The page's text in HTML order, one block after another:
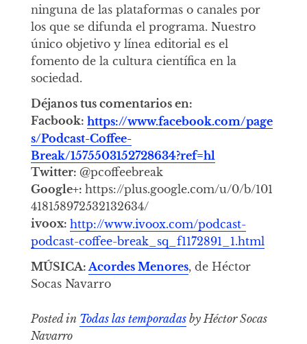
ninguna de las plataformas o canales por
los que se difunda el programa. Nuestro
único objetivo y línea editorial es el
fomento de la cultura científica en la
sociedad.
Déjanos tus comentarios en:
Facbook: https://www.facebook.com/page
s/Podcast-Coffee-
Break/1575503152728634?ref=hl
Twitter: @pcoffeebreak
Google+: https://plus.google.com/u/0/b/101
418158972532132634/
ivoox: http://www.ivoox.com/podcast-
podcast-coffee-break_sq_f1172891_1.html
MÚSICA:Acordes Menores, de Héctor
Socas Navarro
Posted in Todas las temporadasby Héctor Socas
Navarro